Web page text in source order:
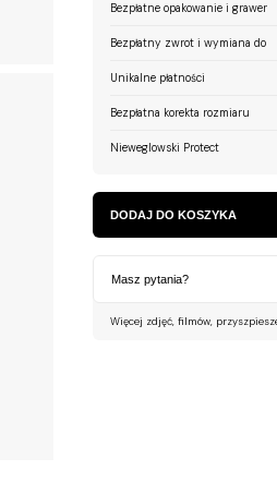
Bezpłatne opakowanie i grawer
Bezpłatny zwrot i wymiana do
Unikalne płatności
Bezpłatna korekta rozmiaru
Nieweglowski Protect
DODAJ DO KOSZYKA
Masz pytania?
Więcej zdjęć, filmów,